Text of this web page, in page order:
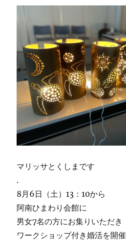
マリッサとくしまです
.
8月6日（土）13：10から
阿南ひまわり会館に
男女7名の方にお集りいただき
ワークショップ付き婚活を開催